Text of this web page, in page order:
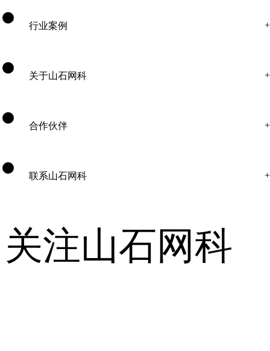
行业案例
关于山石网科
合作伙伴
联系山石网科
关注山石网科